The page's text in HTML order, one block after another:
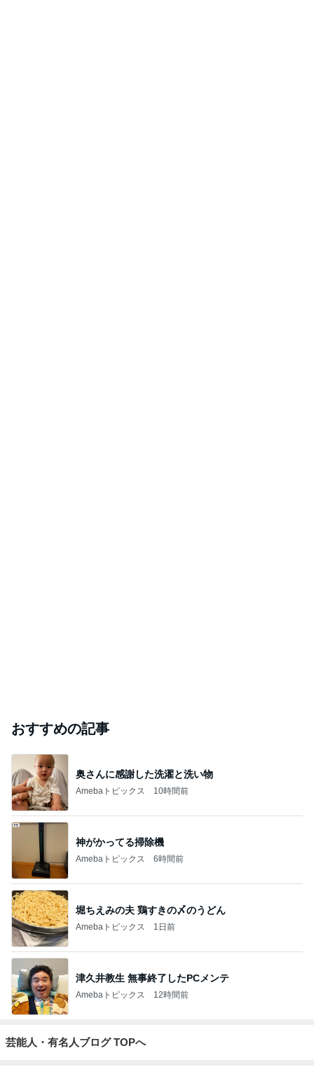
おすすめの記事
奥さんに感謝した洗濯と洗い物
Amebaトピックス 10時間前
神がかってる掃除機
Amebaトピックス 6時間前
堀ちえみの夫 鶏すきの〆のうどん
Amebaトピックス 1日前
津久井教生 無事終了したPCメンテ
Amebaトピックス 12時間前
芸能人・有名人ブログ TOPへ